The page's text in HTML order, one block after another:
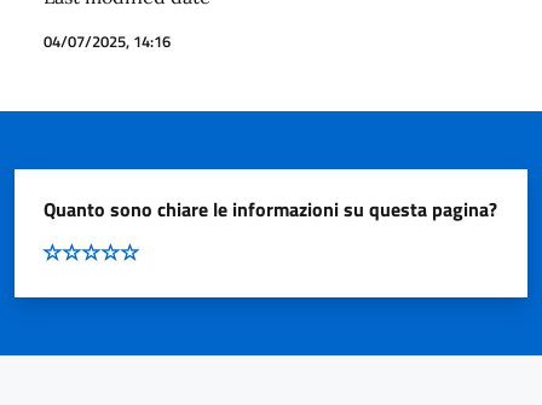
04/07/2025, 14:16
Quanto sono chiare le informazioni su questa pagina?